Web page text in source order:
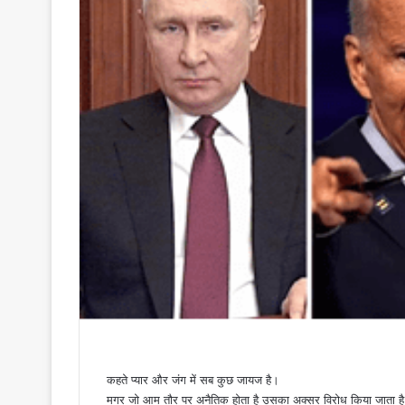
कहते प्यार और जंग में सब कुछ जायज है।
मगर जो आम तौर पर अनैतिक होता है उसका अक्सर विरोध किया जाता